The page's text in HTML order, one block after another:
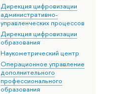
Дирекция цифровизации
административно-
управленческих процессов
Дирекция цифровизации
образования
Наукометрический центр
Операционное управление
дополнительного
профессионального
образования